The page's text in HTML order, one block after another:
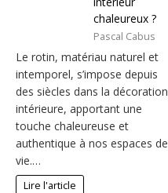
chaleureux ?
Pascal Cabus
Le rotin, matériau naturel et
intemporel, s’impose depuis
des siècles dans la décoration
intérieure, apportant une
touche chaleureuse et
authentique à nos espaces de
vie.…
Lire l'article